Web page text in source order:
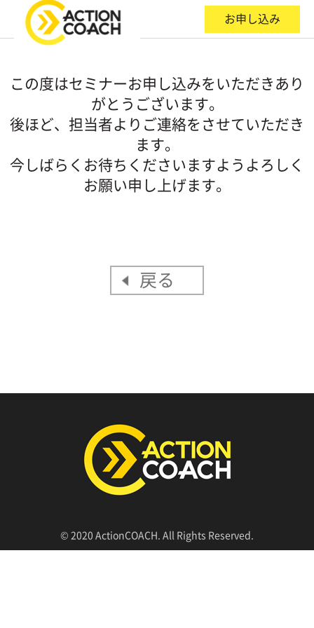
お申し込み
この度はセミナーお申し込みをいただきあり
がとうございます。
後ほど、担当者よりご連絡をさせていただき
ます。
今しばらくお待ちくださいますようよろしく
お願い申し上げます。
戻る
© 2020 ActionCOACH. All Rights Reserved.